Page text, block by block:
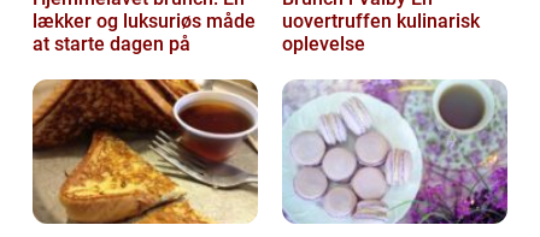
lækker og luksuriøs måde
at starte dagen på
uovertruffen kulinarisk
oplevelse